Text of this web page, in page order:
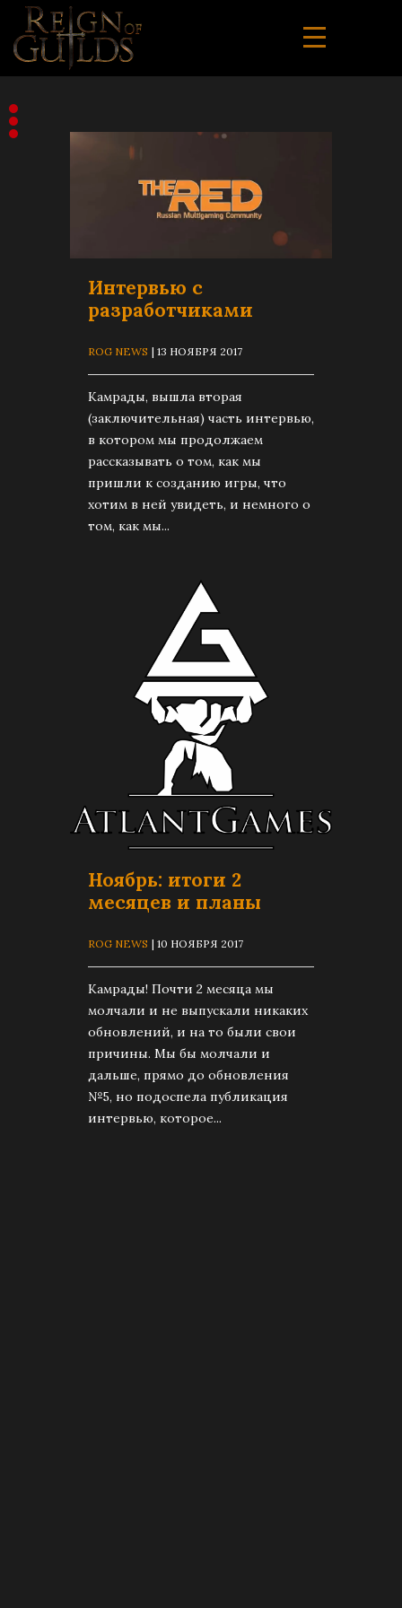
Интервью с
разработчиками
ROG NEWS | 13 НОЯБРЯ 2017
Камрады, вышла вторая
(заключительная) часть интервью,
в котором мы продолжаем
рассказывать о том, как мы
пришли к созданию игры, что
хотим в ней увидеть, и немного о
том, как мы...
Ноябрь: итоги 2
месяцев и планы
ROG NEWS | 10 НОЯБРЯ 2017
Камрады! Почти 2 месяца мы
молчали и не выпускали никаких
обновлений, и на то были свои
причины. Мы бы молчали и
дальше, прямо до обновления
№5, но подоспела публикация
интервью, которое...